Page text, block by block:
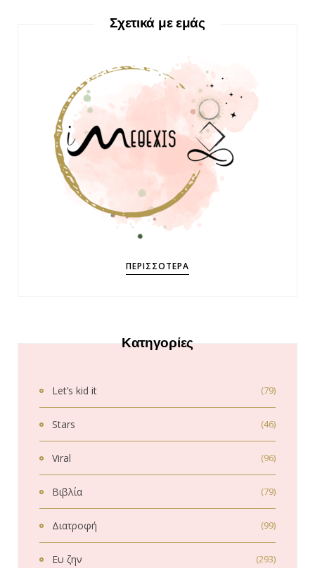
Σχετικά με εμάς
ΠΕΡΙΣΣΌΤΕΡΑ
Κατηγορίες
Let’s kid it (79)
Stars (46)
Viral (96)
Βιβλία (79)
Διατροφή (99)
Ευ ζην (293)